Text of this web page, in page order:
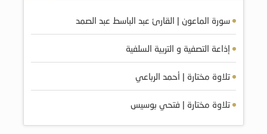
سورة الماعون | القارئ عبد الباسط عبد الصمد
إذاعة التصفية و التربية السلفية
تلاوة مختارة | أحمد الرباعي
تلاوة مختارة | فتحي بوسيس